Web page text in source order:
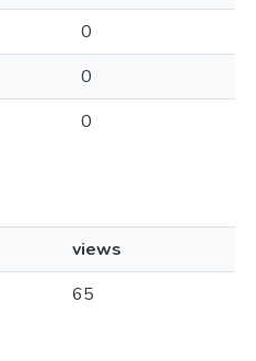
0
0
0
views
65